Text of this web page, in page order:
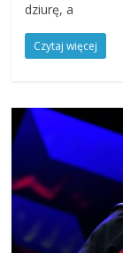
dziurę, a
Czytaj więcej